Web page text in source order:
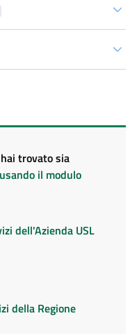
trovato sia
usando il modulo
dell'Azienda USL
della Regione